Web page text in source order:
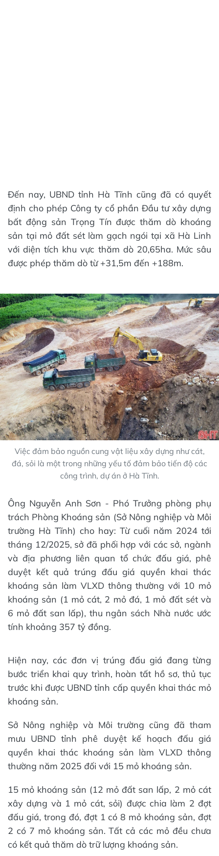
Đến nay, UBND tỉnh Hà Tĩnh cũng đã có quyết
định cho phép Công ty cổ phần Đầu tư xây dựng
bất động sản Trọng Tín được thăm dò khoáng
sản tại mỏ đất sét làm gạch ngói tại xã Hà Linh
với diện tích khu vực thăm dò 20,65ha. Mức sâu
được phép thăm dò từ +31,5m đến +188m.
Việc đảm bảo nguồn cung vật liệu xây dựng như cát,
đá, sỏi là một trong những yếu tố đảm bảo tiến độ các
công trình, dự án ở Hà Tĩnh.
Ông Nguyễn Anh Sơn - Phó Trưởng phòng phụ
trách Phòng Khoáng sản (Sở Nông nghiệp và Môi
trường Hà Tĩnh) cho hay: Từ cuối năm 2024 tới
tháng 12/2025, sở đã phối hợp với các sở, ngành
và địa phương liên quan tổ chức đấu giá, phê
duyệt kết quả trúng đấu giá quyền khai thác
khoáng sản làm VLXD thông thường với 10 mỏ
khoáng sản (1 mỏ cát, 2 mỏ đá, 1 mỏ đất sét và
6 mỏ đất san lấp), thu ngân sách Nhà nước ước
tính khoảng 357 tỷ đồng.
Hiện nay, các đơn vị trúng đấu giá đang từng
bước triển khai quy trình, hoàn tất hồ sơ, thủ tục
trước khi được UBND tỉnh cấp quyền khai thác mỏ
khoáng sản.
Sở Nông nghiệp và Môi trường cũng đã tham
mưu UBND tỉnh phê duyệt kế hoạch đấu giá
quyền khai thác khoáng sản làm VLXD thông
thường năm 2025 đối với 15 mỏ khoáng sản.
15 mỏ khoáng sản (12 mỏ đất san lấp, 2 mỏ cát
xây dựng và 1 mỏ cát, sỏi) được chia làm 2 đợt
đấu giá, trong đó, đợt 1 có 8 mỏ khoáng sản, đợt
2 có 7 mỏ khoáng sản. Tất cả các mỏ đều chưa
có kết quả thăm dò trữ lượng khoáng sản.